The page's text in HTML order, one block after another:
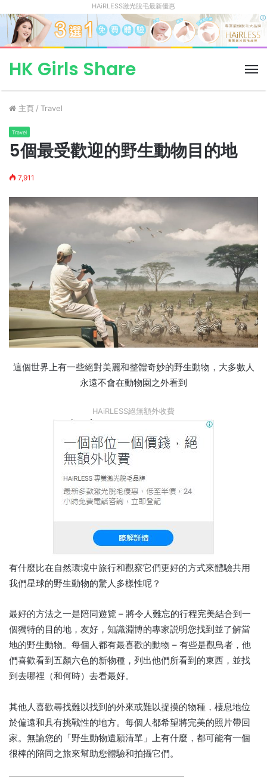
HAiRLESS激光脫毛最新優惠
菜
HK Girls Share
主頁 / Travel
Travel
5個最受歡迎的野生動物目的地
7,911
這個世界上有一些絕對美麗和整體奇妙的野生動物，大多數人
永遠不會在動物園之外看到
HAiRLESS絕無額外收費
有什麼比在自然環境中旅行和觀察它們更好的方式來體驗共用
我們星球的野生動物的驚人多樣性呢？
最好的方法之一是陪同遊覽 – 將令人難忘的行程完美結合到一
個獨特的目的地，友好，知識淵博的專家説明您找到並了解當
地的野生動物。每個人都有最喜歡的動物 – 有些是觀鳥者，他
們喜歡看到五顏六色的新物種，列出他們所看到的東西，並找
到去哪裡（和何時）去看最好。
其他人喜歡尋找難以找到的外來或難以捉摸的物種，棲息地位
於偏遠和具有挑戰性的地方。每個人都希望將完美的照片帶回
家。無論您的「野生動物遺願清單」上有什麼，都可能有一個
很棒的陪同之旅來幫助您體驗和拍攝它們。